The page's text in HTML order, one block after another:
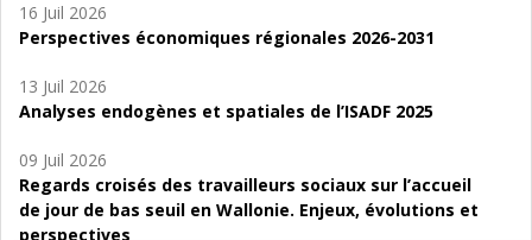
16 Juil 2026
Perspectives économiques régionales 2026-2031
13 Juil 2026
Analyses endogènes et spatiales de l’ISADF 2025
09 Juil 2026
Regards croisés des travailleurs sociaux sur l’accueil
de jour de bas seuil en Wallonie. Enjeux, évolutions et
perspectives